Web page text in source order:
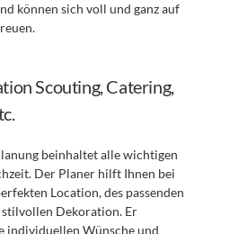
können sich voll und ganz auf
Scouting, Catering,
beinhaltet alle wichtigen
Der Planer hilft Ihnen bei
Location, des passenden
Dekoration. Er
individuellen Wünsche und